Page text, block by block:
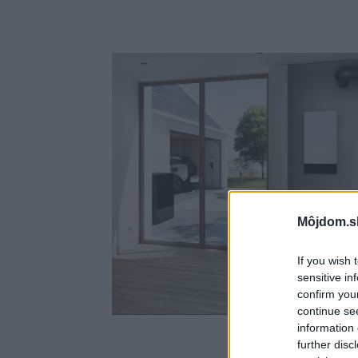
If you wish
sensitive
confirm
continue
information
further